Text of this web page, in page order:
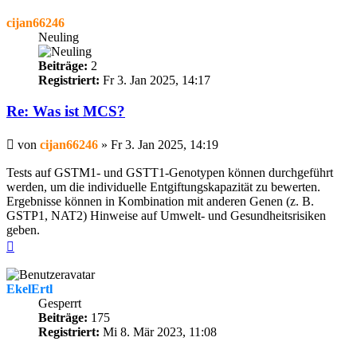
cijan66246
Neuling
Beiträge: 2
Registriert: Fr 3. Jan 2025, 14:17
Re: Was ist MCS?
Beitrag
von cijan66246 » Fr 3. Jan 2025, 14:19
Tests auf GSTM1- und GSTT1-Genotypen können durchgeführt
werden, um die individuelle Entgiftungskapazität zu bewerten.
Ergebnisse können in Kombination mit anderen Genen (z. B.
GSTP1, NAT2) Hinweise auf Umwelt- und Gesundheitsrisiken
geben.
EkelErtl
Gesperrt
Beiträge: 175
Registriert: Mi 8. Mär 2023, 11:08